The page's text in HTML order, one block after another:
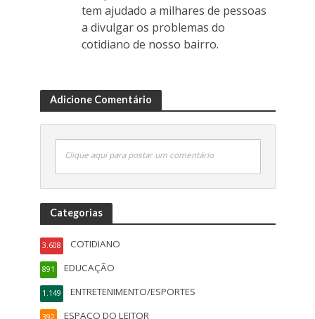
tem ajudado a milhares de pessoas
a divulgar os problemas do
cotidiano de nosso bairro.
Adicione Comentário
Clique aqui para postar um comentário
Categorias
COTIDIANO
3.608
EDUCAÇÃO
891
ENTRETENIMENTO/ESPORTES
1.149
ESPAÇO DO LEITOR